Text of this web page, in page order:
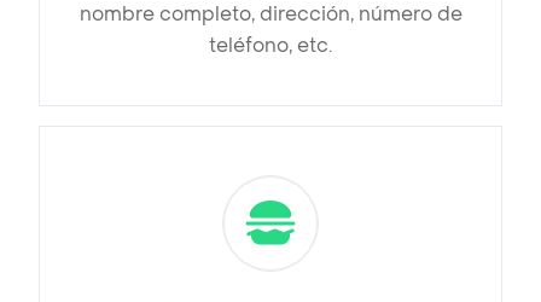
nombre completo, dirección, número de
teléfono, etc.